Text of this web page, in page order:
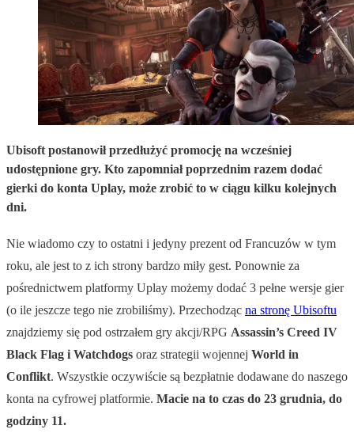
Ubisoft postanowił przedłużyć promocję na wcześniej
udostępnione gry. Kto zapomniał poprzednim razem dodać
gierki do konta Uplay, może zrobić to w ciągu kilku kolejnych
dni.
Nie wiadomo czy to ostatni i jedyny prezent od Francuzów w tym
roku, ale jest to z ich strony bardzo miły gest. Ponownie za
pośrednictwem platformy Uplay możemy dodać 3 pełne wersje gier
(o ile jeszcze tego nie zrobiliśmy). Przechodząc na stronę Ubisoftu
znajdziemy się pod ostrzałem gry akcji/RPG Assassin’s Creed IV
Black Flag i Watchdogs oraz strategii wojennej World in
Conflikt. Wszystkie oczywiście są bezpłatnie dodawane do naszego
konta na cyfrowej platformie. Macie na to czas do 23 grudnia, do
godziny 11.